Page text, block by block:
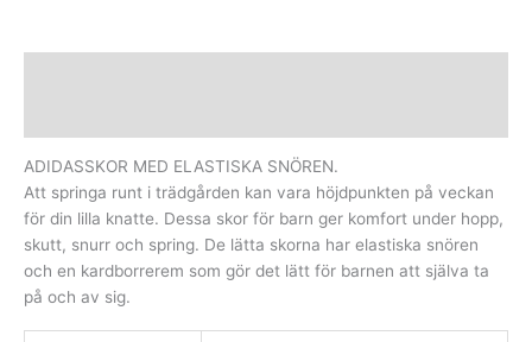
ADIDASSKOR MED ELASTISKA SNÖREN.
Att springa runt i trädgården kan vara höjdpunkten på veckan
för din lilla knatte. Dessa skor för barn ger komfort under hopp,
skutt, snurr och spring. De lätta skorna har elastiska snören
och en kardborrerem som gör det lätt för barnen att själva ta
på och av sig.